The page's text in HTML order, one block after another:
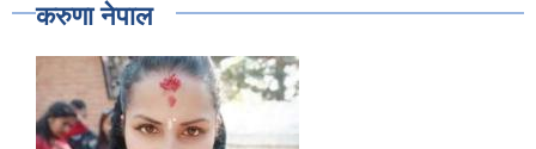
करुणा नेपाल